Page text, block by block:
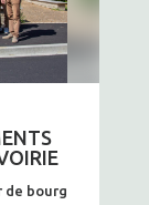
de bourg